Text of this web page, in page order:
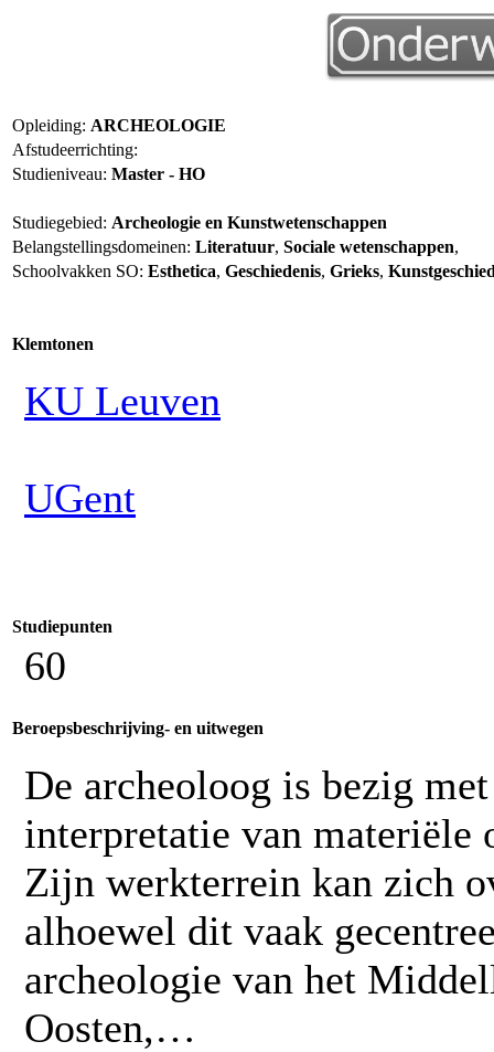
Opleiding: ARCHEOLOGIE
Afstudeerrichting:
Studieniveau: Master - HO
Studiegebied: Archeologie en Kunstwetenschappen
Belangstellingsdomeinen: Literatuur, Sociale wetenschappen,
Schoolvakken SO: Esthetica, Geschiedenis, Grieks,
Klemtonen
KU Leuven
UGent
Studiepunten
60
Beroepsbeschrijving- en uitwegen
De archeoloog is bezig
interpretatie van
Zijn werkterrein kan zich
alhoewel dit vaak
archeologie van het
Oosten,…